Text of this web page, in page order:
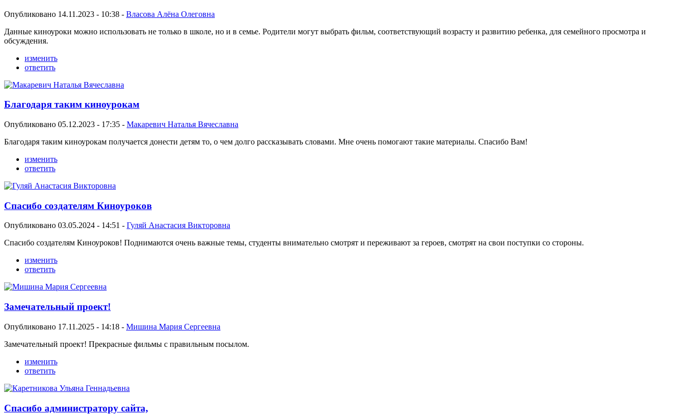
Опубликовано 14.11.2023 - 10:38 - Власова Алёна Олеговна
Данные киноуроки можно использовать не только в школе, но и в семье. Родители могут выбрать фильм, соответствующий возрасту и развитию ребенка, для семейного просмотра и
обсуждения.
изменить
ответить
Благодаря таким киноурокам
Опубликовано 05.12.2023 - 17:35 - Макаревич Наталья Вячеславна
Благодаря таким киноурокам получается донести детям то, о чем долго рассказывать словами. Мне очень помогают такие материалы. Спасибо Вам!
изменить
ответить
Спасибо создателям Киноуроков
Опубликовано 03.05.2024 - 14:51 - Гуляй Анастасия Викторовна
Спасибо создателям Киноуроков! Поднимаются очень важные темы, студенты внимательно смотрят и переживают за героев, смотрят на свои поступки со стороны.
изменить
ответить
Замечательный проект!
Опубликовано 17.11.2025 - 14:18 - Мишина Мария Сергеевна
Замечательный проект! Прекрасные фильмы с правильным посылом.
изменить
ответить
Спасибо администратору сайта,